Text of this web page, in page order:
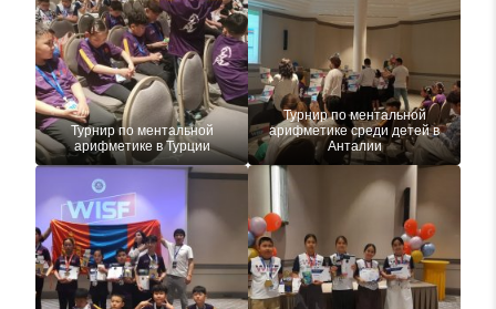
Турнир по ментальной
арифметике в Турции
Турнир по ментальной
арифметике среди детей в
Анталии